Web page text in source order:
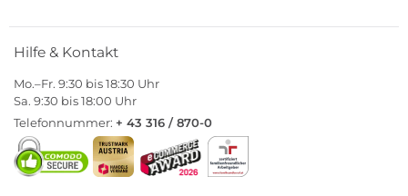
Hilfe & Kontakt
Mo.–Fr. 9:30 bis 18:30 Uhr
Sa. 9:30 bis 18:00 Uhr
Telefonnummer: + 43 316 / 870-0